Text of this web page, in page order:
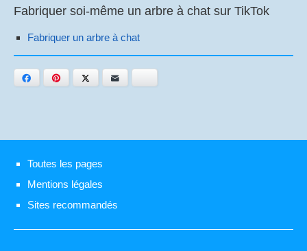
Fabriquer soi-même un arbre à chat sur TikTok
Fabriquer un arbre à chat
Facebook Pinterest Twitter
Toutes les pages
Mentions légales
Sites recommandés